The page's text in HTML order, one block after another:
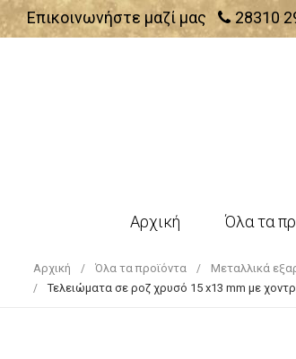
Επικοινωνήστε μαζί μας 28310
Αρχική Όλα τα
Αρχική Όλα τα προϊόντα Μεταλλικά
Τελειώματα σε ροζ χρυσό 15 x13 mm με